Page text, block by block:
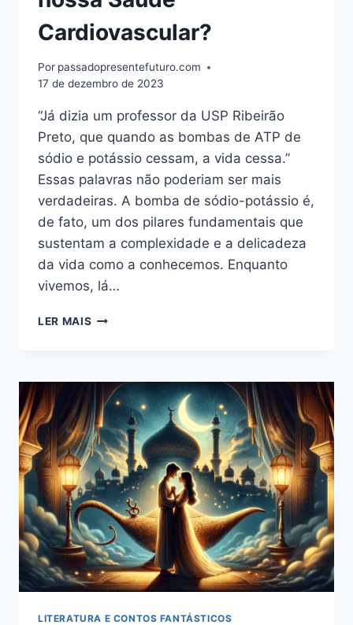
Cardiovascular?
Por passadopresentefuturo.com
17 de dezembro de 2023
“Já dizia um professor da USP Ribeirão
Preto, que quando as bombas de ATP de
sódio e potássio cessam, a vida cessa.”
Essas palavras não poderiam ser mais
verdadeiras. A bomba de sódio-potássio é,
de fato, um dos pilares fundamentais que
sustentam a complexidade e a delicadeza
da vida como a conhecemos. Enquanto
vivemos, lá…
LER MAIS COMO
NOSSA
SAÚDE
CARDIOVASCULAR?
LITERATURA E CONTOS FANTÁSTICOS